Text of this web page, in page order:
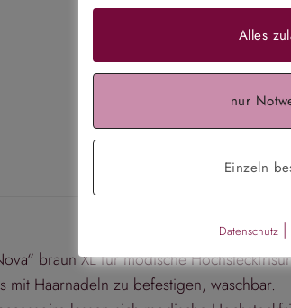
braun XL für modische
mit Haarnadeln zu befestigen, waschbar.
Alles
nur
Einzeln
Datenschutz |